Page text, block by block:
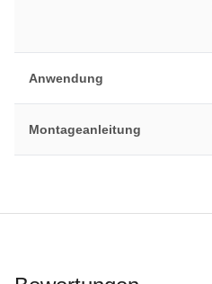
Anwendung
Montageanleitung